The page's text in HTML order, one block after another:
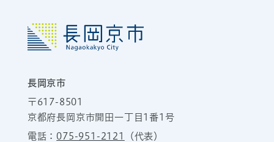
長岡京市
〒617-8501
京都府長岡京市開田一丁目1番1号
電話：075-951-2121
（代表）